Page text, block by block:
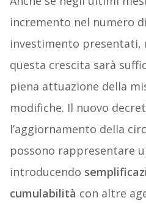
incremento nel numero
investimento presentati,
questa crescita sarà
piena attuazione della
modifiche. Il nuovo
l’aggiornamento della
possono rappresentare
introducendo
cumulabilità con altre